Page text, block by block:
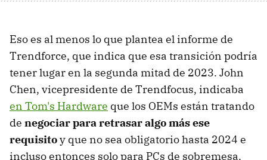
Eso es al menos lo que plantea el informe de
Trendforce, que indica que esa transición podría
tener lugar en la segunda mitad de 2023. John
Chen, vicepresidente de Trendfocus, indicaba
en Tom's Hardware que los OEMs están tratando
de negociar para retrasar algo más ese
requisitoy que no sea obligatorio hasta 2024 e
incluso entonces solo para PCs de sobremesa.